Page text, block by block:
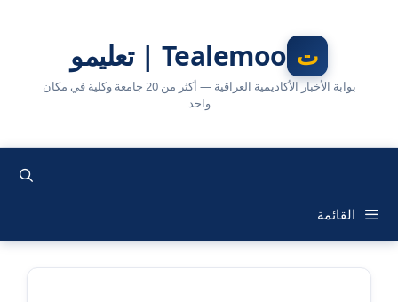
Tealemoo | تعليمو
بوابة الأخبار الأكاديمية العراقية — أكثر من 20 جامعة وكلية في مكان
واحد
القائمة